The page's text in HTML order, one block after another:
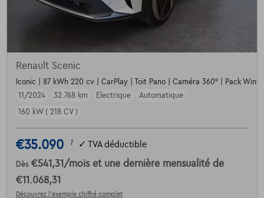
Renault Scenic
Iconic | 87 kWh 220 cv | CarPlay | Toit Pano | Caméra 360° | Pack
11/2024
32.768 km Electrique
Automatique
160 kW ( 218 CV )
€35.090 1 ✓ TVA déductible
Dès €541,31 /mois et une dernière mensualité de
€11.068,31
Découvrez l’exemple chiffré complet